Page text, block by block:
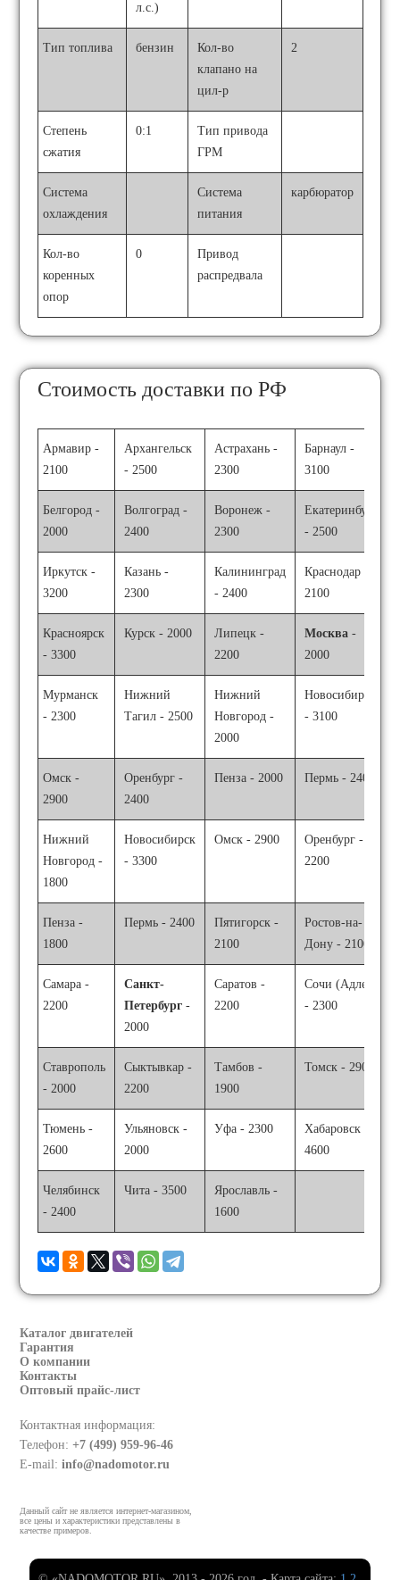
л.с.)
Тип топлива бензин
Кол-во
клапано на
цил-р
2
Степень
сжатия
0:1
Тип привода
ГРМ
Система
охлаждения
Система
питания
карбюратор
Кол-во
коренных
опор
0
Привод
распредвала
Стоимость доставки по РФ
Армавир -
2100
Архангельск
- 2500
Астрахань -
2300
Барнаул -
3100
Белгород -
2000
Волгоград -
2400
Воронеж -
2300
Екатеринбург
- 2500
Иркутск -
3200
Казань -
2300
Калининград
- 2400
Краснодар -
2100
Красноярск
- 3300
Курск - 2000
Липецк -
2200
Москва -
2000
Мурманск
- 2300
Нижний
Тагил - 2500
Нижний
Новгород -
2000
Новосибирск
- 3100
Омск -
2900
Оренбург -
2400
Пенза - 2000 Пермь - 2400
Нижний
Новгород -
1800
Новосибирск
- 3300
Омск - 2900
Оренбург -
2200
Пенза -
1800
Пермь - 2400
Пятигорск -
2100
Ростов-на-
Дону - 2100
Самара -
2200
Санкт-
Петербург -
2000
Саратов -
2200
Сочи (Адлер)
- 2300
Ставрополь
- 2000
Сыктывкар -
2200
Тамбов -
1900
Томск - 2900
Тюмень -
2600
Ульяновск -
2000
Уфа - 2300
Хабаровск -
4600
Челябинск
- 2400
Чита - 3500
Ярославль -
1600
Каталог двигателей
Гарантия
О компании
Контакты
Оптовый прайс-лист
Контактная информация:
Телефон:+7 (499) 959-96-46
E-mail:info@nadomotor.ru
Данный сайт не является интернет-магазином,
все цены и характеристики представлены в
качестве примеров.